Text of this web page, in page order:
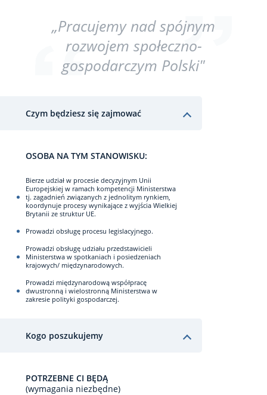
„Pracujemy nad spójnym
rozwojem społeczno-
gospodarczym Polski"
Czym będziesz się zajmować
OSOBA NA TYM STANOWISKU:
Bierze udział w procesie decyzyjnym Unii
Europejskiej w ramach kompetencji Ministerstwa
tj. zagadnień związanych z jednolitym rynkiem,
koordynuje procesy wynikające z wyjścia Wielkiej
Brytanii ze struktur UE.
Prowadzi obsługę procesu legislacyjnego.
Prowadzi obsługę udziału przedstawicieli
Ministerstwa w spotkaniach i posiedzeniach
krajowych/ międzynarodowych.
Prowadzi międzynarodową współpracę
dwustronną i wielostronną Ministerstwa w
zakresie polityki gospodarczej.
Kogo poszukujemy
POTRZEBNE CI BĘDĄ
(wymagania niezbędne)